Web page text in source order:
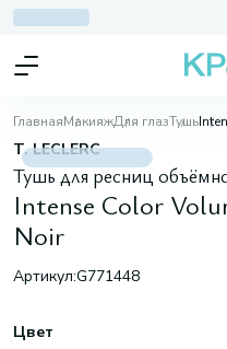
ГлавнаяМакияжДля глазТушь
T. LECLERC
Тушь для ресниц
Intense Color
Noir
Артикул:G771448
Цвет